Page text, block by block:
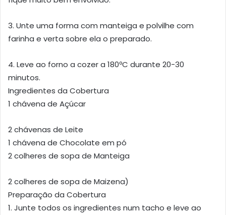
3. Unte uma forma com manteiga e polvilhe com
farinha e verta sobre ela o preparado.
4. Leve ao forno a cozer a 180ºC durante 20-30
minutos.
Ingredientes da Cobertura
1 chávena de Açúcar
2 chávenas de Leite
1 chávena de Chocolate em pó
2 colheres de sopa de Manteiga
2 colheres de sopa de Maizena)
Preparação da Cobertura
1. Junte todos os ingredientes num tacho e leve ao